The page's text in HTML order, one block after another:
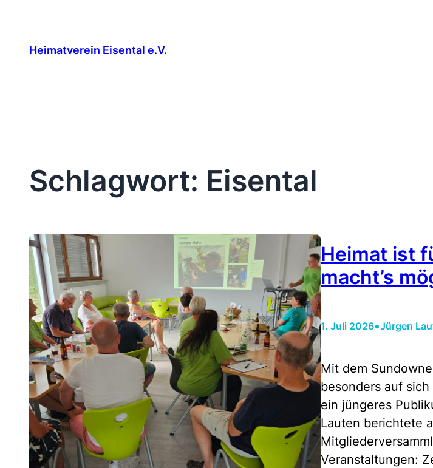
springen
Heimatverein Eisental e.V.
Schlagwort: Eisental
Heimat ist
macht’s
1. Juli 2026•Jürgen
Mit dem
besonders auf
ein jüngeres
Lauten berichtete
Veranstaltungen: